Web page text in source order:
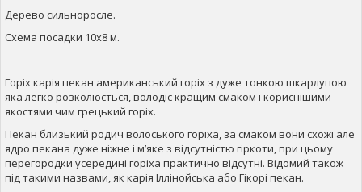
Дерево сильноросле.
Схема посадки 10х8 м.
Горіх карія пекан американський горіх з дуже тонкою шкарлупою
яка легко розколюється, володіє кращим смаком і кориснішими
якостями чим грецький горіх.
Пекан близький родич волоського горіха, за смаком вони схожі але
ядро пекана дуже ніжне і м’яке з відсутністю гіркоти, при цьому
перегородки усередині горіха практично відсутні. Відомий також
під такими назвами, як карія Іллінойська або Гікорі пекан.